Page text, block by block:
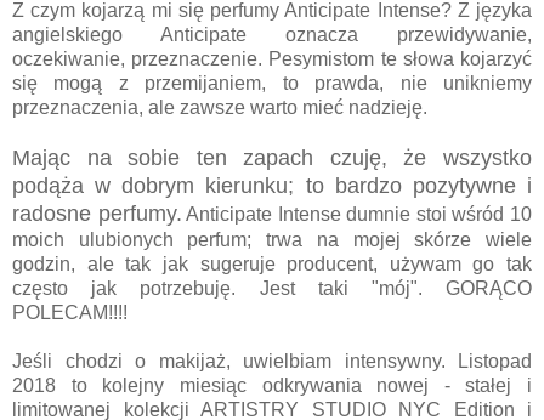
Z czym kojarzą mi się perfumy Anticipate Intense? Z języka
angielskiego Anticipate oznacza przewidywanie,
oczekiwanie, przeznaczenie. Pesymistom te słowa kojarzyć
się mogą z przemijaniem, to prawda, nie unikniemy
przeznaczenia, ale zawsze warto mieć nadzieję.
Mając na sobie ten zapach czuję, że wszystko
podąża w dobrym kierunku; to bardzo pozytywne i
radosne perfumy. Anticipate Intense dumnie stoi wśród 10
moich ulubionych perfum; trwa na mojej skórze wiele
godzin, ale tak jak sugeruje producent, używam go tak
często jak potrzebuję. Jest taki "mój". GORĄCO
POLECAM!!!!
Jeśli chodzi o makijaż, uwielbiam intensywny. Listopad
2018 to kolejny miesiąc odkrywania nowej - stałej i
limitowanej kolekcji ARTISTRY STUDIO NYC Edition i